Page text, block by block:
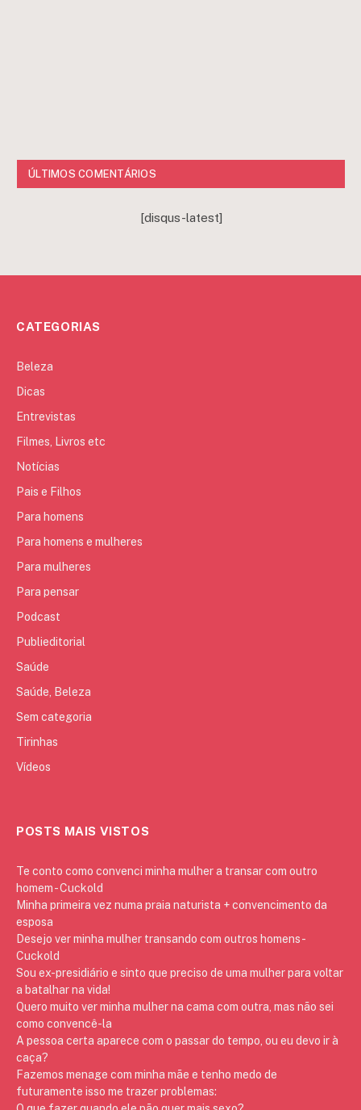
ÚLTIMOS COMENTÁRIOS
[disqus-latest]
CATEGORIAS
Beleza
Dicas
Entrevistas
Filmes, Livros etc
Notícias
Pais e Filhos
Para homens
Para homens e mulheres
Para mulheres
Para pensar
Podcast
Publieditorial
Saúde
Saúde, Beleza
Sem categoria
Tirinhas
Vídeos
POSTS MAIS VISTOS
Te conto como convenci minha mulher a transar com outro
homem - Cuckold
Minha primeira vez numa praia naturista + convencimento da
esposa
Desejo ver minha mulher transando com outros homens -
Cuckold
Sou ex-presidiário e sinto que preciso de uma mulher para voltar
a batalhar na vida!
Quero muito ver minha mulher na cama com outra, mas não sei
como convencê-la
A pessoa certa aparece com o passar do tempo, ou eu devo ir à
caça?
Fazemos menage com minha mãe e tenho medo de
futuramente isso me trazer problemas: